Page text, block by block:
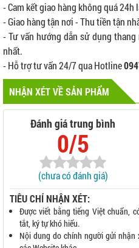
- Cam kết giao hàng không quá 24h
- Giao hàng tận nơi - Thu tiền tận
- Tư vấn hướng dẫn sử dụng
nhất.
- Hỗ trợ tư vấn 24/7 qua Hotline
NHẬN XÉT VỀ SẢN PHẨM
Đánh giá trung bình
0/5
(chưa có đánh giá)
TIÊU CHÍ NHẬN XÉT:
Được viết bằng tiếng Việt chuẩn,
tắt, ký tự khó hiểu.
Nội dung do chính người gửi